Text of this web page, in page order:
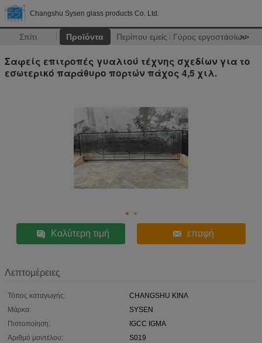
Changshu Sysen glass products Co. Ltd.
Σπίτι Προϊόντα Περίπου εμείς Γύρος εργοστασίων
>>
Σαφείς επιτροπές γυαλιού τέχνης σχεδίων για το
εσωτερικό παράθυρο πορτών πάχος 4,5 χιλ.
Καλύτερη τιμή επαφή
Λεπτομέρειες
Τόπος καταγωγής:
CHANGSHU ΚΙΝΑ
Μάρκα:
SYSEN
Πιστοποίηση:
IGCC IGMA
Αριθμό μοντέλου:
S019